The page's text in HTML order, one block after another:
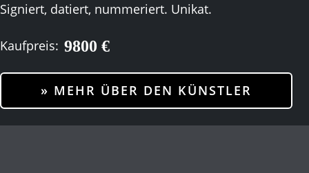
Signiert, datiert, nummeriert. Unikat.
Kaufpreis: 9800 €
» MEHR ÜBER DEN KÜNSTLER